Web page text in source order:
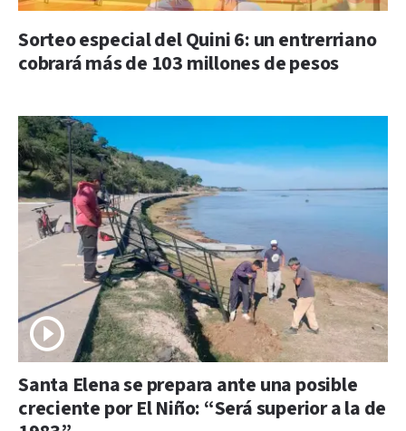
Sorteo especial del Quini 6: un entrerriano
cobrará más de 103 millones de pesos
Santa Elena se prepara ante una posible
creciente por El Niño: “Será superior a la de